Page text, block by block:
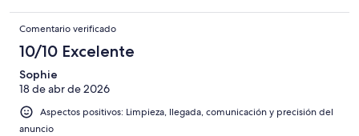
Comentario verificado
10/10 Excelente
Sophie
18 de abr de 2026
Aspectos positivos: Limpieza, llegada, comunicación y precisión del
anuncio